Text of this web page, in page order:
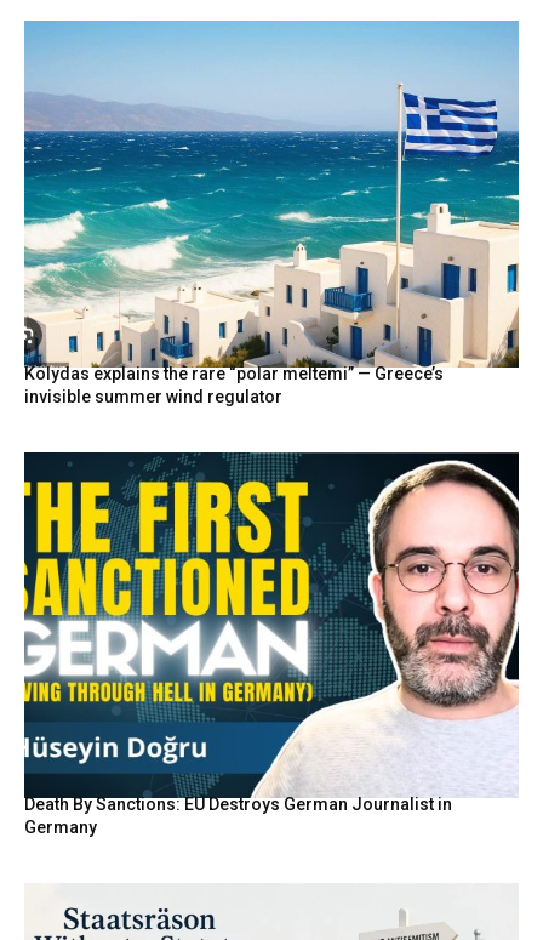
Kolydas explains the rare “polar meltemi” — Greece’s
invisible summer wind regulator
Death By Sanctions: EU Destroys German Journalist in
Germany